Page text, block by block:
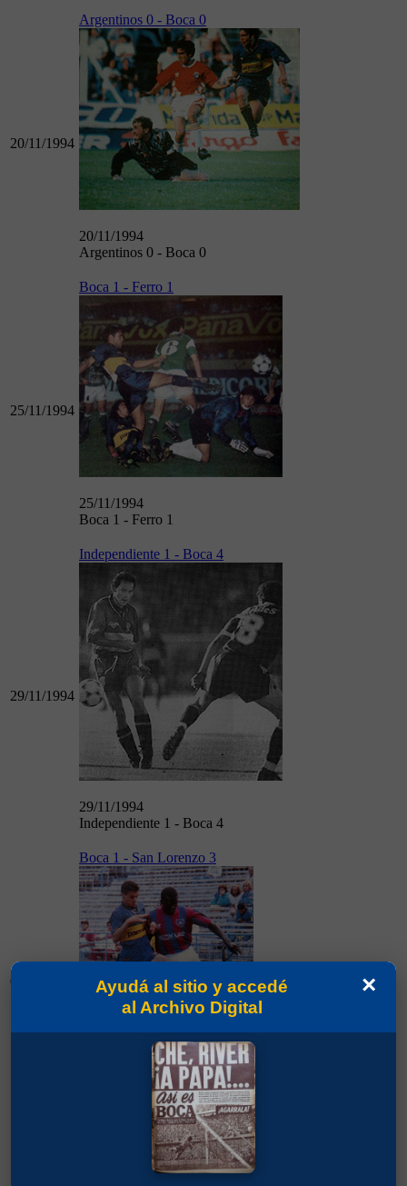
20/11/1994
Argentinos 0 - Boca 0
20/11/1994
Argentinos 0 - Boca 0
25/11/1994
Boca 1 - Ferro 1
25/11/1994
Boca 1 - Ferro 1
29/11/1994
Independiente 1 - Boca 4
29/11/1994
Independiente 1 - Boca 4
03/12/1994
Boca 1 - San Lorenzo 3
Boca 1 - San Lorenzo 3
Belgrano (Cba) 3 - Boca 0
×
Ayudá al sitio y accedé
al Archivo Digital